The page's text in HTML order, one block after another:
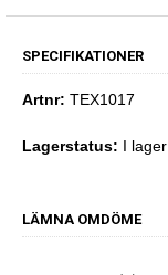
SPECIFIKATIONER
Artnr: TEX1017
Lagerstatus: I lager
LÄMNA OMDÖME